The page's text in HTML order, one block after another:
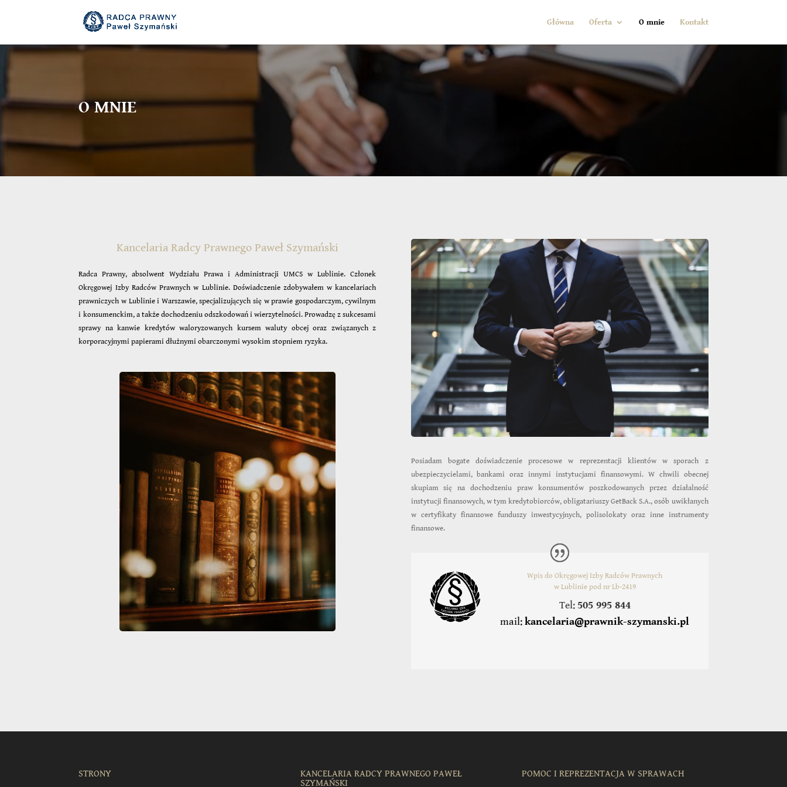
Główna Oferta O mnie Kontakt
O MNIE
Kancelaria Radcy Prawnego Paweł Szymański
Radca Prawny, absolwent Wydziału Prawa i Administracji UMCS w Lublinie. Członek
Okręgowej Izby Radców Prawnych w Lublinie. Doświadczenie zdobywałem w kancelariach
prawniczych w Lublinie i Warszawie, specjalizujących się w prawie gospodarczym, cywilnym
i konsumenckim, a także dochodzeniu odszkodowań i wierzytelności. Prowadzę z sukcesami
sprawy na kanwie kredytów waloryzowanych kursem waluty obcej oraz związanych z
korporacyjnymi papierami dłużnymi obarczonymi wysokim stopniem ryzyka.
Posiadam bogate doświadczenie procesowe w reprezentacji klientów w sporach z
ubezpieczycielami, bankami oraz innymi instytucjami finansowymi. W chwili obecnej
skupiam się na dochodzeniu praw konsumentów poszkodowanych przez działalność
instytucji finansowych, w tym kredytobiorców, obligatariuszy GetBack S.A., osób uwikłanych
w certyfikaty finansowe funduszy inwestycyjnych, polisolokaty oraz inne instrumenty
finansowe.
Wpis do Okręgowej Izby Radców Prawnych
w Lublinie pod nr Lb-2419
Tel: 505 995 844
mail:kancelaria@prawnik-szymanski.pl
STRONY
KANCELARIA RADCY PRAWNEGO PAWEŁ
SZYMAŃSKI
POMOC I REPREZENTACJA W SPRAWACH